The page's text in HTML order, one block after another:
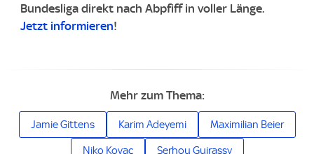
Bundesliga direkt nach Abpfiff in voller Länge.
Jetzt informieren!
Mehr zum Thema:
Jamie Gittens Karim Adeyemi Maximilian Beier
Niko Kovac Serhou Guirassy